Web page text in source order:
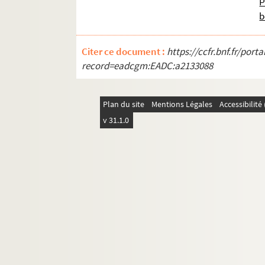
ORG C.14/1. Partitions de Nadaud,
ORG C.14/1. Partitions de Nagel, E.
ORG C.14/1. Partitions de Nancey,
ORG C.14/1. Partitions de Natif,
ORG C.14/1. Partitions de Neulat,
ORG C.14/1. Partitions de Nicaise,
Citer ce document : https://ccfr.bnf.fr/
record=eadcgm:EADC:a2133088
Plan du site Mentions Légales
v 31.1.0